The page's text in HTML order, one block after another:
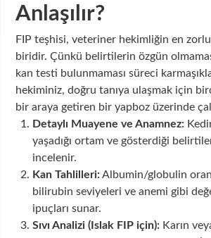
Anlaşılır?
FIP teşhisi, veteriner hekimliğin en
biridir. Çünkü belirtilerin özgün
kan testi bulunmaması süreci
hekiminiz, doğru tanıya ulaşmak için
bir araya getiren bir yapboz üzerinde
Detaylı Muayene ve Anamnez:
yaşadığı ortam ve gösterdiği
incelenir.
Kan Tahlilleri:Albumin/globulin
bilirubin seviyeleri ve anemi gibi
ipuçları sunar.
Sıvı Analizi (Islak FIP için):Karın